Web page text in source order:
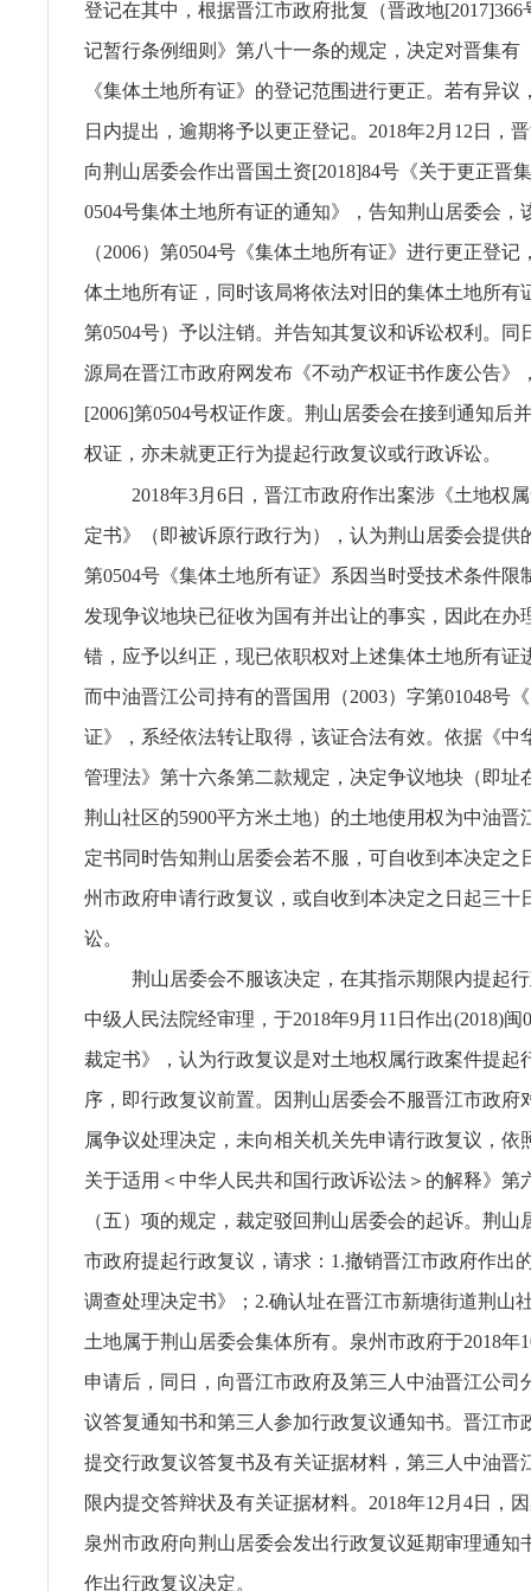
登记在其中，根据晋江市政府批复（晋政地[2017]366
记暂行条例细则》第八十一条的规定，决定对晋集有
《集体土地所有证》的登记范围进行更正。若有异议
日内提出，逾期将予以更正登记。2018年2月12日，
向荆山居委会作出晋国土资[2018]84号《关于更正晋
0504号集体土地所有证的通知》，告知荆山居委会，
（2006）第0504号《集体土地所有证》进行更正登
体土地所有证，同时该局将依法对旧的集体土地所有
第0504号）予以注销。并告知其复议和诉讼权利。同
源局在晋江市政府网发布《不动产权证书作废公告》
[2006]第0504号权证作废。荆山居委会在接到通知后
权证，亦未就更正行为提起行政复议或行政诉讼。
2018年3月6日，晋江市政府作出案涉《土地权
定书》（即被诉原行政行为），认为荆山居委会提供
第0504号《集体土地所有证》系因当时受技术条件限
发现争议地块已征收为国有并出让的事实，因此在办
错，应予以纠正，现已依职权对上述集体土地所有证
而中油晋江公司持有的晋国用（2003）字第01048号
证》，系经依法转让取得，该证合法有效。依据《中
管理法》第十六条第二款规定，决定争议地块（即址
荆山社区的5900平方米土地）的土地使用权为中油晋
定书同时告知荆山居委会若不服，可自收到本决定之
州市政府申请行政复议，或自收到本决定之日起三十
讼。
荆山居委会不服该决定，在其指示期限内提起
中级人民法院经审理，于2018年9月11日作出(2018)闽
裁定书》，认为行政复议是对土地权属行政案件提起
序，即行政复议前置。因荆山居委会不服晋江市政府
属争议处理决定，未向相关机关先申请行政复议，依
关于适用＜中华人民共和国行政诉讼法＞的解释》第
（五）项的规定，裁定驳回荆山居委会的起诉。荆山
市政府提起行政复议，请求：1.撤销晋江市政府作出
调查处理决定书》；2.确认址在晋江市新塘街道荆山
土地属于荆山居委会集体所有。泉州市政府于2018年
申请后，同日，向晋江市政府及第三人中油晋江公司
议答复通知书和第三人参加行政复议通知书。晋江市
提交行政复议答复书及有关证据材料，第三人中油晋
限内提交答辩状及有关证据材料。2018年12月4日，
泉州市政府向荆山居委会发出行政复议延期审理通知
作出行政复议决定。